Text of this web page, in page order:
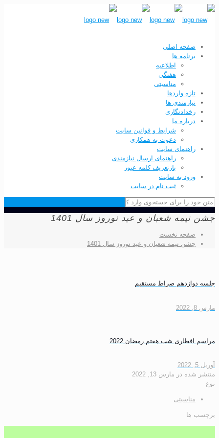
صفحه اصلی
برنامه ها
اطلاعیه
هفتگی
مناسبتی
تازه واردها
نیازمندی ها
رخدادنگاری
درباره ما
شرایط و قوانین سایت
دعوت به همکاری
راهنمای سایت
راهنمای ارسال نیازمندی
بازتعریف کلمه عبور
ورود به سایت
ثبت نام در سایت
شعبان و عید نوروز سال 1401
صفحه نخست
جشن نیمه شعبان و عید نوروز سال 1401
صراط مستقیم
شب هفتم رمضان 2022
شده در مارس 13, 2022
مناسبتی
ها